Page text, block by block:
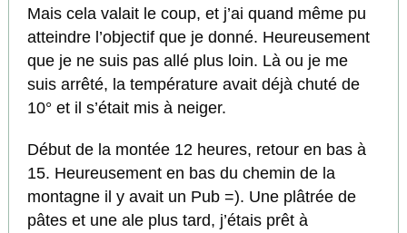
Mais cela valait le coup, et j’ai quand même pu
atteindre l’objectif que je donné. Heureusement
que je ne suis pas allé plus loin. Là ou je me
suis arrêté, la température avait déjà chuté de
10° et il s’était mis à neiger.
Début de la montée 12 heures, retour en bas à
15. Heureusement en bas du chemin de la
montagne il y avait un Pub =). Une plâtrée de
pâtes et une ale plus tard, j’étais prêt à